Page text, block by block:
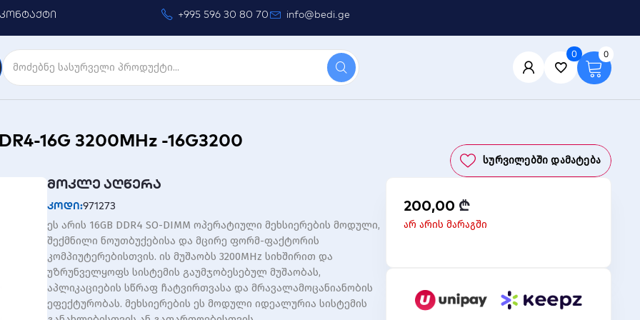
კონტაქტი +995 596 30 80 70 info@bedi.ge
0
0
16G 3200MHz -16G3200
Სურვილებში Დამატება
მოკლე აღწერა
კოდი:971273
ეს არის 16GB DDR4 SO-DIMM ოპერატიული მეხსიერების მოდული,
შექმნილი ნოუთბუქებისა და მცირე ფორმ-ფაქტორის
კომპიუტერებისთვის. ის მუშაობს 3200MHz სიხშირით და
უზრუნველყოფს სისტემის გაუმჯობესებულ მუშაობას,
აპლიკაციების სწრაფ ჩატვირთვასა და მრავალამოცანიანობის
ეფექტურობას. მეხსიერების ეს მოდული იდეალურია სისტემის
200,00 ₾
არ არის მარაგში